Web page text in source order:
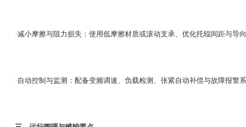
·减小摩擦与阻力损失：使用低摩擦材质或滚动支承、优化托辊间距与导
·自动控制与监测：配备变频调速、负载检测、张紧自动补偿与故障报警